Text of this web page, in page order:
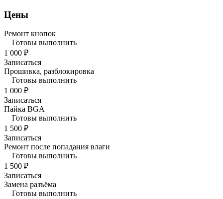
Цены
Ремонт кнопок
Готовы выполнить
1 000 ₽
Записаться
Прошивка, разблокировка
Готовы выполнить
1 000 ₽
Записаться
Пайка BGA
Готовы выполнить
1 500 ₽
Записаться
Ремонт после попадания влаги
Готовы выполнить
1 500 ₽
Записаться
Замена разъёма
Готовы выполнить